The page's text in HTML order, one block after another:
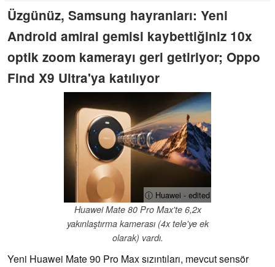
Üzgünüz, Samsung hayranları: Yeni
Android amiral gemisi kaybettiğiniz 10x
optik zoom kamerayı geri getiriyor; Oppo
Find X9 Ultra'ya katılıyor
ⓘ Huawei - edited
Huawei Mate 80 Pro Max'te 6,2x
yakınlaştırma kamerası (4x tele'ye ek
olarak) vardı.
Yeni Huawei Mate 90 Pro Max sızıntıları, mevcut sensör